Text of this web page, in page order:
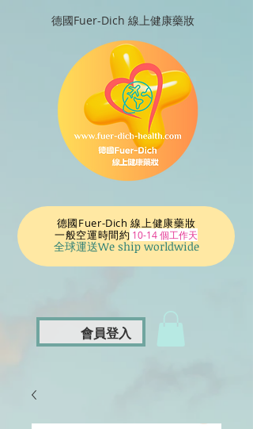
德國Fuer-Dich 線上健康藥妝
德國Fuer-Dich 線上健康藥妝
一般空運時間約 10-14 個工作天
全球運送We ship worldwide
會員登入